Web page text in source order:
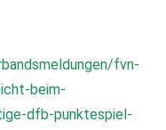
fvn-
beim-
dfb-punktespiel-